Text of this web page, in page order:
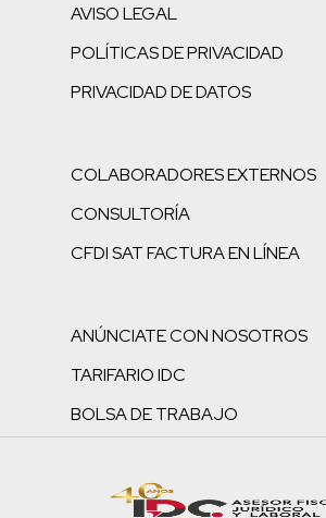
AVISO LEGAL
POLÍTICAS DE PRIVACIDAD
PRIVACIDAD DE DATOS
COLABORADORES EXTERNOS
CONSULTORÍA
CFDI SAT FACTURA EN LÍNEA
ANÚNCIATE CON NOSOTROS
TARIFARIO IDC
BOLSA DE TRABAJO